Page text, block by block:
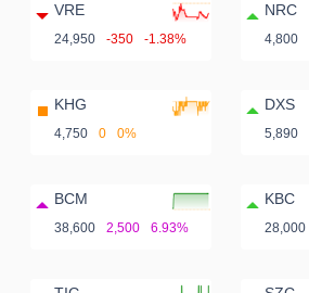
VRE
24,950 -350 -1.38%
NRC
4,800
KHG
4,750 0 0%
DXS
5,890
BCM
38,600 2,500 6.93%
KBC
28,000